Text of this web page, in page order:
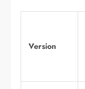
Version